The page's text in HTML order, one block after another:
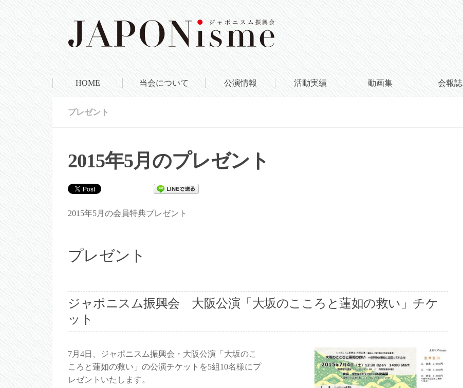
HOME 当会について 公演情報 活動実績 動画集 会報誌
プレゼント
2015年5月のプレゼント
2015年5月の会員特典プレゼント
プレゼント
ジャポニスム振興会 大阪公演「大坂のこころと蓮如の救い」チケ
ット
7月4日、ジャポニスム振興会・大阪公演「大坂のこ
ころと蓮如の救い」の公演チケットを5組10名様にプ
レゼントいたします。